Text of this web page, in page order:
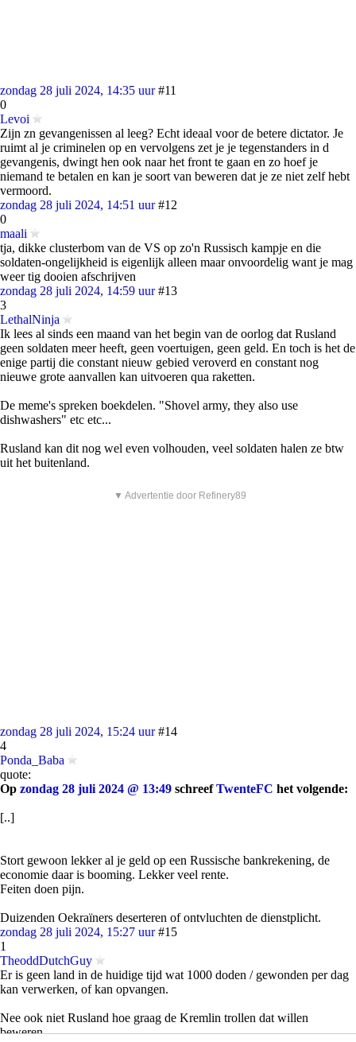
zondag 28 juli 2024, 14:35 uur #11
0
Levoi
Zijn zn gevangenissen al leeg? Echt ideaal voor de betere dictator. Je
ruimt al je criminelen op en vervolgens zet je je tegenstanders in d
gevangenis, dwingt hen ook naar het front te gaan en zo hoef je
niemand te betalen en kan je soort van beweren dat je ze niet zelf hebt
vermoord.
zondag 28 juli 2024, 14:51 uur #12
0
maali
tja, dikke clusterbom van de VS op zo'n Russisch kampje en die
soldaten-ongelijkheid is eigenlijk alleen maar onvoordelig want je mag
weer tig dooien afschrijven
zondag 28 juli 2024, 14:59 uur #13
3
LethalNinja
Ik lees al sinds een maand van het begin van de oorlog dat Rusland
geen soldaten meer heeft, geen voertuigen, geen geld. En toch is het de
enige partij die constant nieuw gebied veroverd en constant nog
nieuwe grote aanvallen kan uitvoeren qua raketten.
De meme's spreken boekdelen. "Shovel army, they also use
dishwashers" etc etc...
Rusland kan dit nog wel even volhouden, veel soldaten halen ze btw
uit het buitenland.
▼ Advertentie door Refinery89
zondag 28 juli 2024, 15:24 uur #14
4
Ponda_Baba
quote:
Op zondag 28 juli 2024 @ 13:49 schreefTwenteFC het volgende:
[..]
Stort gewoon lekker al je geld op een Russische bankrekening, de
economie daar is booming. Lekker veel rente.
Feiten doen pijn.
Duizenden Oekraïners deserteren of ontvluchten de dienstplicht.
zondag 28 juli 2024, 15:27 uur #15
1
TheoddDutchGuy
Er is geen land in de huidige tijd wat 1000 doden / gewonden per dag
kan verwerken, of kan opvangen.
Nee ook niet Rusland hoe graag de Kremlin trollen dat willen
beweren.